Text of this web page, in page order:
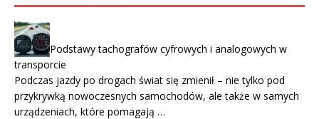
Podstawy tachografów cyfrowych i analogowych w
transporcie
Podczas jazdy po drogach świat się zmienił – nie tylko pod
przykrywką nowoczesnych samochodów, ale także w samych
urządzeniach, które pomagają …